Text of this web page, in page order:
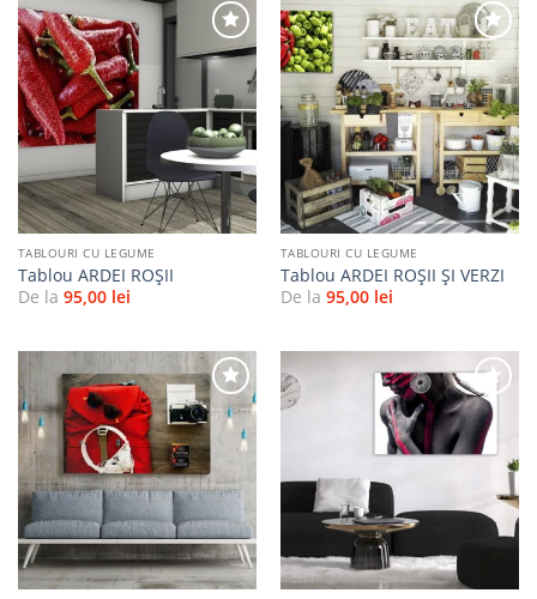
Adaugă
la
favorite
TABLOURI CU LEGUME
Tablou ARDEI ROŞII
De la 95,00 lei
Adaugă
la
favorite
TABLOURI CU LEGUME
Tablou ARDEI ROȘII ȘI VERZI
De la 95,00 lei
Adaugă
favorite
Adaugă